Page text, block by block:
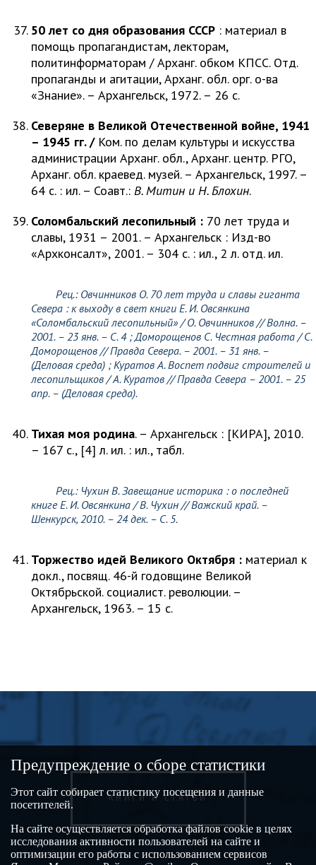
50 лет со дня образования СССР : материал в
помощь пропагандистам, лекторам,
политинформаторам / Арханг. обком КПСС. Отд.
пропаганды и агитации, Арханг. обл. орг. о-ва
«Знание». – Архангельск, 1972. – 26 с.
Северяне в Великой Отечественной войне, 1941
– 1945 гг. / Ком. по делам культуры и искусства
администрации Арханг. обл., Арханг. центр. РГО,
Арханг. обл. краевед. музей. – Архангельск, 1997. –
64 с. : ил. – Соавт.:В. Митин и Н. Блохин.
Соломбальский лесопильный : 70 лет труда и
славы, 1931 – 2001. – Архангельск : Изд-во
«Архконсалт», 2001. – 304 с. : ил., 2 л. отд. ил.
Рец.: Овчинников О.70 лет труда и славы гиганта
Севера : к выходу в свет книги Е. И. Овсянкина
«Соломбальский лесопильный» /О. Овчинников // Волна. –
2001. – 23 янв. – С. 4 ;Доморощенов С. Честная работа /С.
Доморощенов // Правда Севера. – 2001. – 31 янв. –
(Деловая среда) ;Куратов А. Воспет подвиг строителей и
лесопильщиков /А. Куратов// Правда Севера – 2001. – 25
апр. – (Деловая среда).
Тихая моя родина. – Архангельск : [КИРА], 2010.
– 167 с., [4] л. ил. : ил., табл.
Рец.: Чухин В.Завещание историка : о последней
книге Е. И. Овсянкина /В. Чухин // Важский край. –
Шенкурск, 2010. – 24 дек. – С. 5.
Торжество идей Великого Октября : материал к
докл., посвящ. 46-й годовщине Великой
Октябрьской. социалист. революции. –
Архангельск, 1963. – 15 с.
КНИГИ И СТАТЬИ
Предупреждение о сборе статистики
Этот сайт собирает статистику посещения и данные
посетителей.
На сайте осуществляется обработка файлов cookie в целях
исследования активности пользователей на сайте и
оптимизации его работы с использованием сервисов